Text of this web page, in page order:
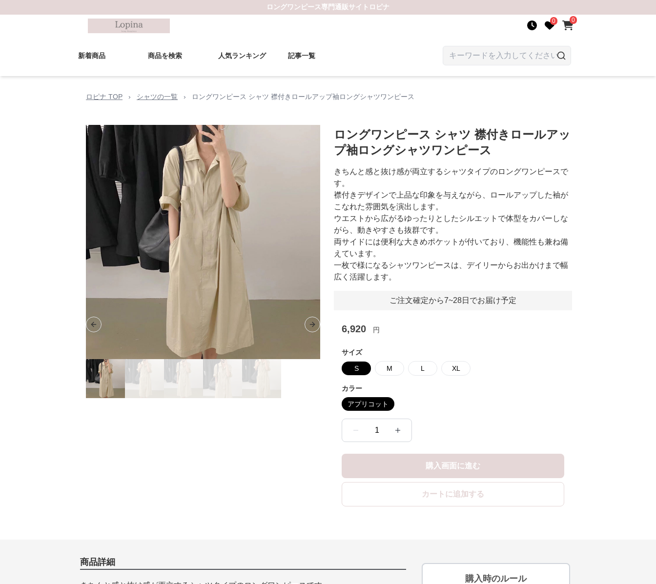
ロングワンピース専門通販サイト ロピナ
0 0
新着商品 商品を検索 人気ランキング 記事一覧
ロピナ TOP › シャツの一覧 › ロングワンピース シャツ 襟付きロールアップ袖ロングシャツワンピース
Previous slide Next slide
ロングワンピース シャツ 襟付きロールアッ
プ袖ロングシャツワンピース
きちんと感と抜け感が両立するシャツタイプのロングワンピースで
す。
襟付きデザインで上品な印象を与えながら、ロールアップした袖が
こなれた雰囲気を演出します。
ウエストから広がるゆったりとしたシルエットで体型をカバーしな
がら、動きやすさも抜群です。
両サイドには便利な大きめポケットが付いており、機能性も兼ね備
えています。
一枚で様になるシャツワンピースは、デイリーからお出かけまで幅
広く活躍します。
ご注文確定から7~28日でお届け予定
6,920 円
サイズ
S M L XL
カラー
アプリコット
1
購入画面に進む
カートに追加する
商品詳細
購入時のルール